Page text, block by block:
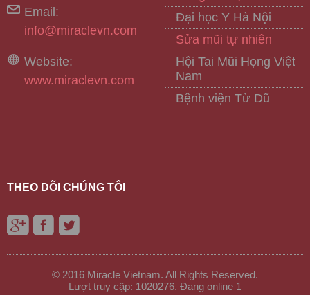
Email:
info@miraclevn.com
Website:
www.miraclevn.com
Đại học Y Hà Nội
Sửa mũi tự nhiên
Hội Tai Mũi Họng Việt
Nam
Bệnh viện Từ Dũ
THEO DÕI CHÚNG TÔI
© 2016 Miracle Vietnam. All Rights Reserved.
Lượt truy cập: 1020276. Đang online 1